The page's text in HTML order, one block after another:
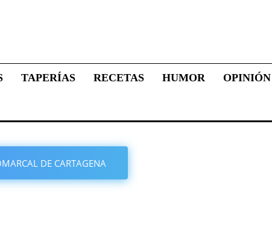
TAPERÍAS RECETAS HUMOR OPINIÓN
DE CARTAGENA